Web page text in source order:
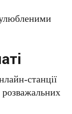
улюбленими
станції